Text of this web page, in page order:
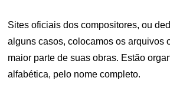
Sites oficiais dos compositores, ou
alguns casos, colocamos os arquivos
maior parte de suas obras. Estão
alfabética, pelo nome completo.